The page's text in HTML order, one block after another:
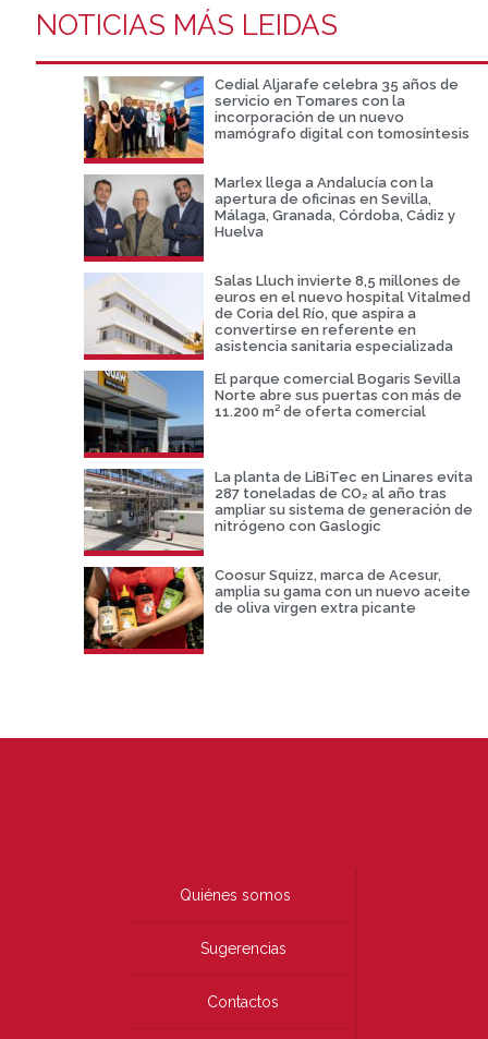
NOTICIAS MÁS LEIDAS
Cedial Aljarafe celebra 35 años de
servicio en Tomares con la
incorporación de un nuevo
mamógrafo digital con tomosíntesis
Marlex llega a Andalucía con la
apertura de oficinas en Sevilla,
Málaga, Granada, Córdoba, Cádiz y
Huelva
Salas Lluch invierte 8,5 millones de
euros en el nuevo hospital Vitalmed
de Coria del Río, que aspira a
convertirse en referente en
asistencia sanitaria especializada
El parque comercial Bogaris Sevilla
Norte abre sus puertas con más de
11.200 m² de oferta comercial
La planta de LiBiTec en Linares evita
287 toneladas de CO₂ al año tras
ampliar su sistema de generación de
nitrógeno con Gaslogic
Coosur Squizz, marca de Acesur,
amplia su gama con un nuevo aceite
de oliva virgen extra picante
Quiénes somos
Sugerencias
Contactos